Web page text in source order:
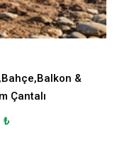
&
Çantalı
₺